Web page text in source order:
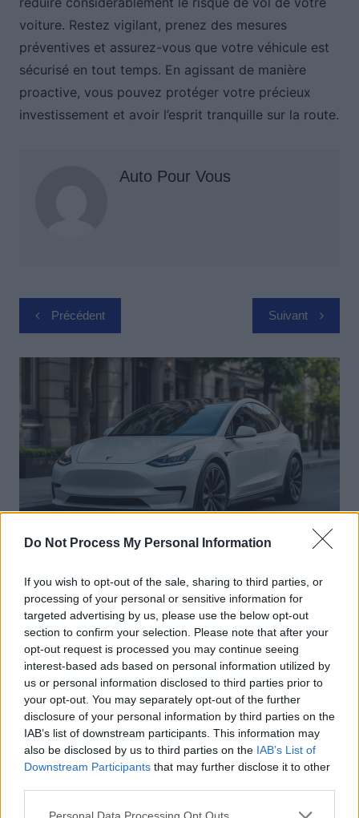
Do Not Process My Personal Information
If you wish to opt-out of the sale, sharing to third parties, or
processing of your personal or sensitive information for
targeted advertising by us, please use the below opt-out
section to confirm your selection. Please note that after your
opt-out request is processed you may continue seeing
interest-based ads based on personal information utilized by
us or personal information disclosed to third parties prior to
your opt-out. You may separately opt-out of the further
disclosure of your personal information by third parties on the
IAB’s list of downstream participants. This information may
also be disclosed by us to third parties on the IAB’s List of
Downstream Participants that may further disclose it to other
Personal Data Processing Opt Outs
voiture. Restez vigilant, prenez des mesures
préventives et assurez-vous que votre véhicule est
sécurisé en tout temps. En agissant de manière
proactive, vous pouvez protéger votre précieux
investissement et avoir l’esprit tranquille sur la route.
Auto Pour Vous
Navigation
de
l’article
Précédent Suivant
Elon Musk nuirait gravement à Tesla
selon une étude européenne
Auto Pour Vous 5 août 2026